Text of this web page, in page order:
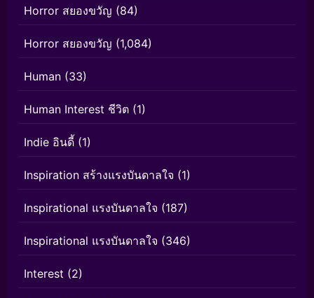
Horror สยองขวัญ (84)
Horror สยองขวัญ (1,084)
Human (33)
Human Interest ชีวิต (1)
Indie อินดี้ (1)
Inspiration สร้างแรงบันดาลใจ (1)
Inspirational แรงบันดาลใจ (187)
Inspirational แรงบันดาลใจ (346)
Interest (2)